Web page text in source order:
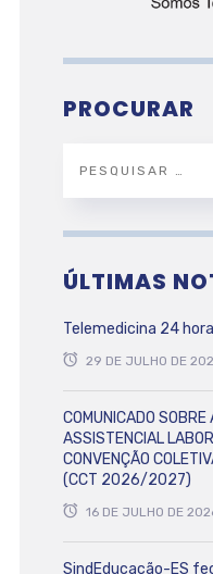
PROCURAR
ÚLTIMAS
Telemedicina 24
29 DE JULHO DE
COMUNICADO SOBRE
ASSISTENCIAL
CONVENÇÃO
(CCT 2026/2027)
16 DE JULHO DE
SindEducação-ES